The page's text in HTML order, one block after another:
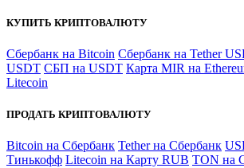
КУПИТЬ КРИПТОВАЛЮТУ
Сбербанк на Bitcoin Сбербанк на Tether
USDT СБП на USDT Карта MIR на
Litecoin
ПРОДАТЬ КРИПТОВАЛЮТУ
Bitcoin на Сбербанк Tether на Сбербанк
Тинькофф Litecoin на Карту RUB TON на